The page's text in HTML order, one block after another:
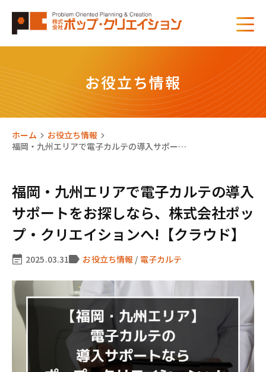
お役立ち情報
ホーム
お役立ち情報
福岡・九州エリアで電子カルテの導入サポー…
福岡・九州エリアで電子カルテの導入
サポートをお探しなら、株式会社ポッ
プ・クリエイションへ!【クラウド】
2025.03.31 お役立ち情報 / 電子カルテ